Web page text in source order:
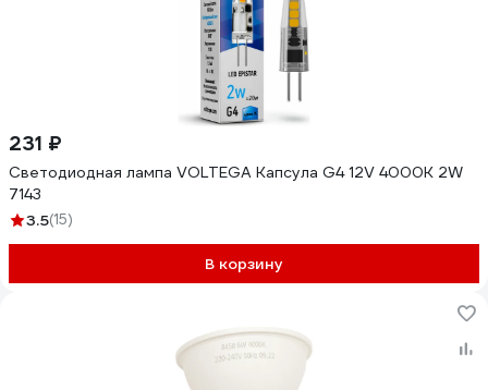
231 ₽
Светодиодная лампа VOLTEGA Капсула G4 12V 4000K 2W
7143
3.5(15)
В корзину